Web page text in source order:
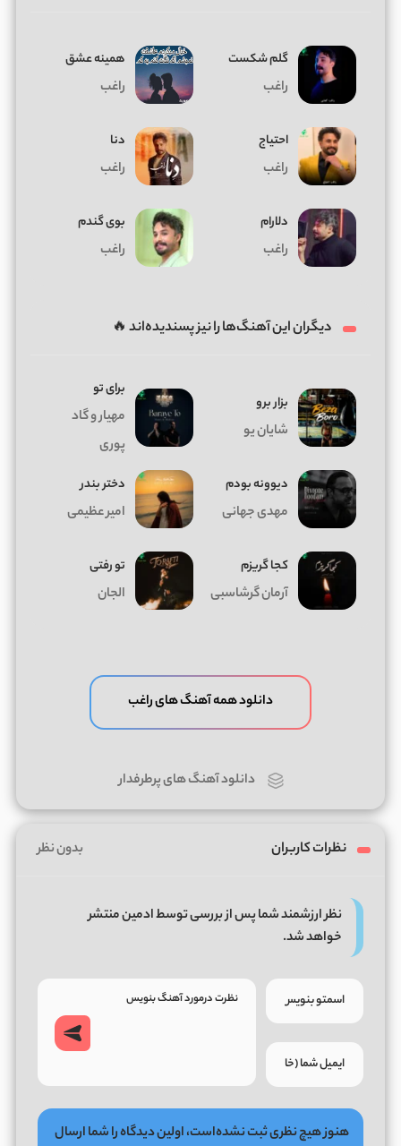
گلم شکست
راغب
همینه عشق
راغب
احتیاج
راغب
دنا
راغب
دلارام
راغب
بوی گندم
راغب
دیگران این آهنگ‌ها را نیز پسندیده‌اند 🔥
بزار برو
شایان یو
برای تو
مهیار و گاد
پوری
دیوونه بودم
مهدی جهانی
دختر بندر
امیر عظیمی
کجا گریزم
آرمان گرشاسبی
تو رفتی
الجان
دانلود همه آهنگ های راغب
دانلود آهنگ های پرطرفدار
نظرات کاربران بدون نظر
نظر ارزشمند شما پس از بررسی توسط ادمین منتشر
خواهد شد.
هنوز هیچ نظری ثبت نشده‌است، اولین دیدگاه را شما ارسال